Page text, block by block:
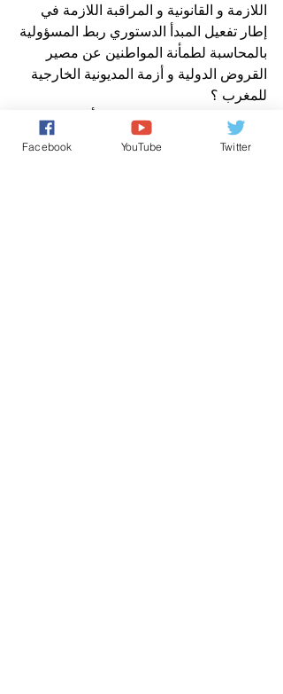
اللازمة و القانونية و المراقبة اللازمة في
إطار تفعيل المبدأ الدستوري ربط المسؤولية
بالمحاسبة لطمأنة المواطنين عن مصير
القروض الدولية و أزمة المديونية الخارجية
للمغرب ؟
و تقبلوا مني ، صاحب الجلالة ، أسمى
عبارات التقدير و الاحترام
Facebook YouTube Twitter